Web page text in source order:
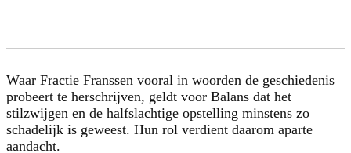
Waar Fractie Franssen vooral in woorden de geschiedenis
probeert te herschrijven, geldt voor Balans dat het
stilzwijgen en de halfslachtige opstelling minstens zo
schadelijk is geweest. Hun rol verdient daarom aparte
aandacht.